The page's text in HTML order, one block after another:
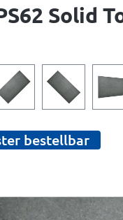
Solid
bestellbar